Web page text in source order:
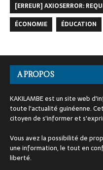
[ERREUR] AXIOSERROR:
ÉCONOMIE
ÉDUCATION
A PROPOS
KAKILAMBE est un site web
toute l'actualité guinéenne.
citoyen de s'informer et
Vous avez la possibilité de
une information, le tout en
liberté.